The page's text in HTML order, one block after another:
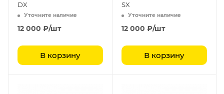
DX
Уточните наличие
12 000 ₽/шт
В корзину
SX
Уточните наличие
12 000 ₽/шт
В корзину